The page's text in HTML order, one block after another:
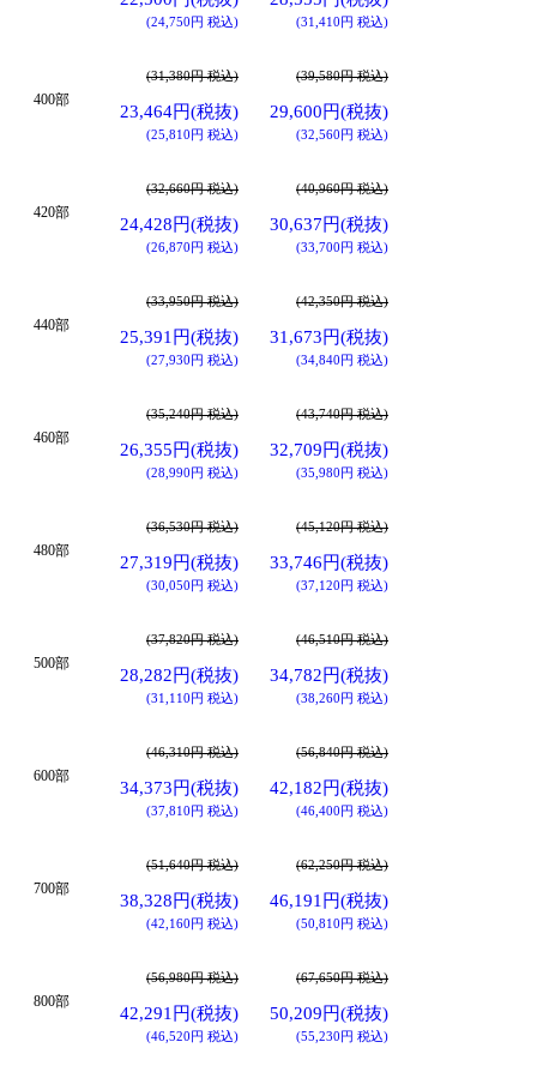
(24,750円 税込) (31,410円 税込)
400部
(31,380円 税込)
23,464円(税抜)
(25,810円 税込)
(39,580円 税込)
29,600円(税抜)
(32,560円 税込)
420部
(32,660円 税込)
24,428円(税抜)
(26,870円 税込)
(40,960円 税込)
30,637円(税抜)
(33,700円 税込)
440部
(33,950円 税込)
25,391円(税抜)
(27,930円 税込)
(42,350円 税込)
31,673円(税抜)
(34,840円 税込)
460部
(35,240円 税込)
26,355円(税抜)
(28,990円 税込)
(43,740円 税込)
32,709円(税抜)
(35,980円 税込)
480部
(36,530円 税込)
27,319円(税抜)
(30,050円 税込)
(45,120円 税込)
33,746円(税抜)
(37,120円 税込)
500部
(37,820円 税込)
28,282円(税抜)
(31,110円 税込)
(46,510円 税込)
34,782円(税抜)
(38,260円 税込)
600部
(46,310円 税込)
34,373円(税抜)
(37,810円 税込)
(56,840円 税込)
42,182円(税抜)
(46,400円 税込)
700部
(51,640円 税込)
38,328円(税抜)
(42,160円 税込)
(62,250円 税込)
46,191円(税抜)
(50,810円 税込)
800部
(56,980円 税込)
42,291円(税抜)
(46,520円 税込)
(67,650円 税込)
50,209円(税抜)
(55,230円 税込)